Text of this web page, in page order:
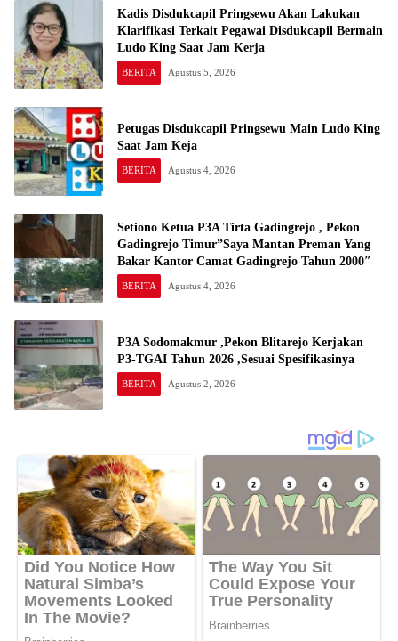
Kadis Disdukcapil Pringsewu Akan Lakukan
Klarifikasi Terkait Pegawai Disdukcapil Bermain
Ludo King Saat Jam Kerja
BERITA Agustus 5, 2026
Petugas Disdukcapil Pringsewu Main Ludo King
Saat Jam Keja
BERITA Agustus 4, 2026
Setiono Ketua P3A Tirta Gadingrejo , Pekon
Gadingrejo Timur”Saya Mantan Preman Yang
Bakar Kantor Camat Gadingrejo Tahun 2000″
BERITA Agustus 4, 2026
P3A Sodomakmur ,Pekon Blitarejo Kerjakan
P3-TGAI Tahun 2026 ,Sesuai Spesifikasinya
BERITA Agustus 2, 2026